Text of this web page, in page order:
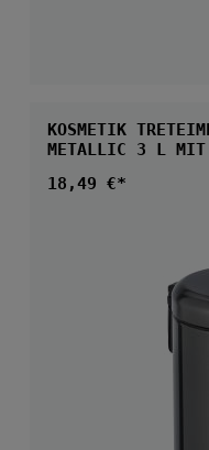
KOSMETIK
Regulärer Preis:
18,49 €*